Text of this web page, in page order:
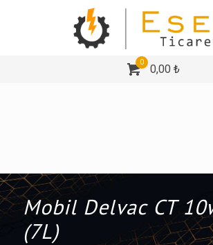
0
0,00 ₺
Mobil Delvac CT
(7L)